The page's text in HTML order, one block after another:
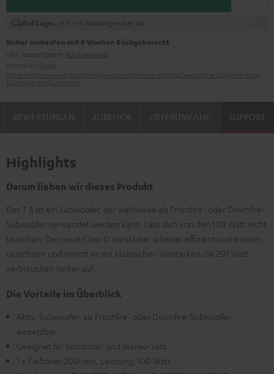
Auf Lager , in 3 – 5 Werktagen bei dir
Sicher einkaufen mit 8 Wochen Rückgaberecht
inkl. kostenlosem Rückversand
SUPPORT
Highlights
Darum lieben wir dieses Produkt
Der T 8 ist ein Subwoofer, der wahlweise als Frontfire- oder Downfire-
Subwoofer verwendet werden kann. Lass dich von den 100 Watt nicht
täuschen. Der neue Class D Verstärker arbeitet effizient und extrem
rauscharm und nimmt es mit klassischen Verstärken die 250 Watt
verbrauchen locker auf.
Die Vorteile im Überblick
Aktiv-Subwoofer, als Frontfire- oder Downfire-Subwoofer
einsetzbar
Geeignet für Surround- und Stereo-Sets
1 x Tieftöner 200 mm, Leistung: 100 Watt